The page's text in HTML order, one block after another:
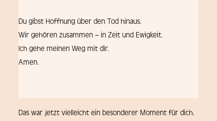
Du gibst Hoffnung über den Tod hinaus.
Wir gehören zusammen – in Zeit und Ewigkeit.
Ich gehe meinen Weg mit dir.
Amen.
Das war jetzt vielleicht ein besonderer Moment für dich.